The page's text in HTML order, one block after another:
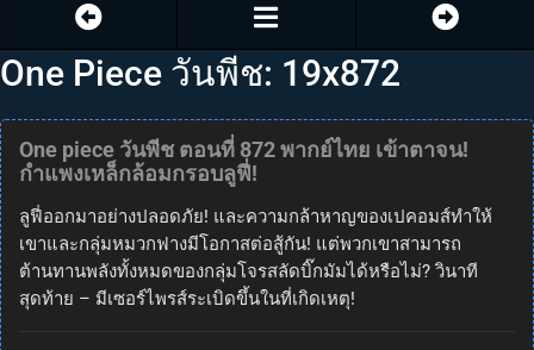
One Piece วันพีช: 19x872
One piece วันพีช ตอนที่ 872 พากย์ไทย เข้าตาจน!
กำแพงเหล็กล้อมกรอบลูฟี่!
ลูฟี่ออกมาอย่างปลอดภัย! และความกล้าหาญของเปคอมส์ทำให้
เขาและกลุ่มหมวกฟางมีโอกาสต่อสู้กัน! แต่พวกเขาสามารถ
ต้านทานพลังทั้งหมดของกลุ่มโจรสลัดบิ๊กมัมได้หรือไม่? วินาที
สุดท้าย – มีเซอร์ไพรส์ระเบิดขึ้นในที่เกิดเหตุ!